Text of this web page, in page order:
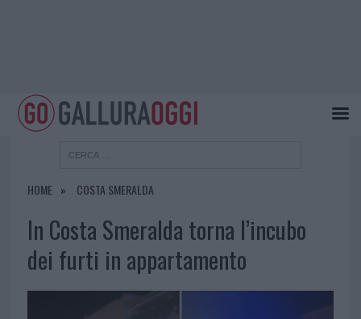
HOME COSTA SMERALDA
In Costa Smeralda torna l’incubo
dei furti in appartamento